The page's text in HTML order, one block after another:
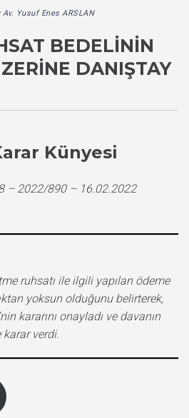
Av. Yusuf Enes ARSLAN
BEDELININ
DANIŞTAY
Künyesi
– 2022/890 – 16.02.2022
ruhsatı ile ilgili yapılan ödeme
yoksun olduğunu belirterek,
kararını onayladı ve davanın
verdi.